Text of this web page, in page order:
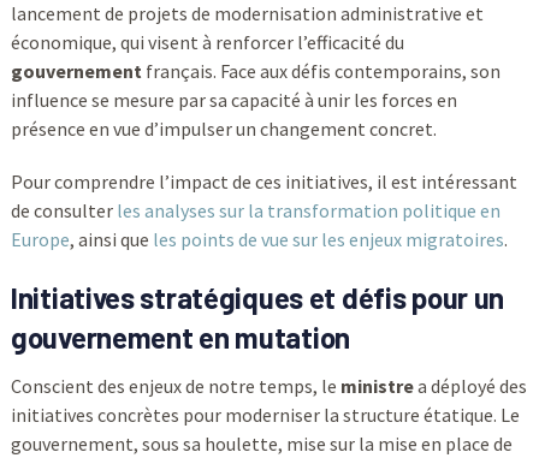
lancement de projets de modernisation administrative et
économique, qui visent à renforcer l’efficacité du
gouvernementfrançais. Face aux défis contemporains, son
influence se mesure par sa capacité à unir les forces en
présence en vue d’impulser un changement concret.
Pour comprendre l’impact de ces initiatives, il est intéressant
de consulter les analyses sur la transformation politique en
Europe, ainsi que les points de vue sur les enjeux migratoires.
Initiatives stratégiques et défis pour un
gouvernement en mutation
Conscient des enjeux de notre temps, le ministrea déployé des
initiatives concrètes pour moderniser la structure étatique. Le
gouvernement, sous sa houlette, mise sur la mise en place de